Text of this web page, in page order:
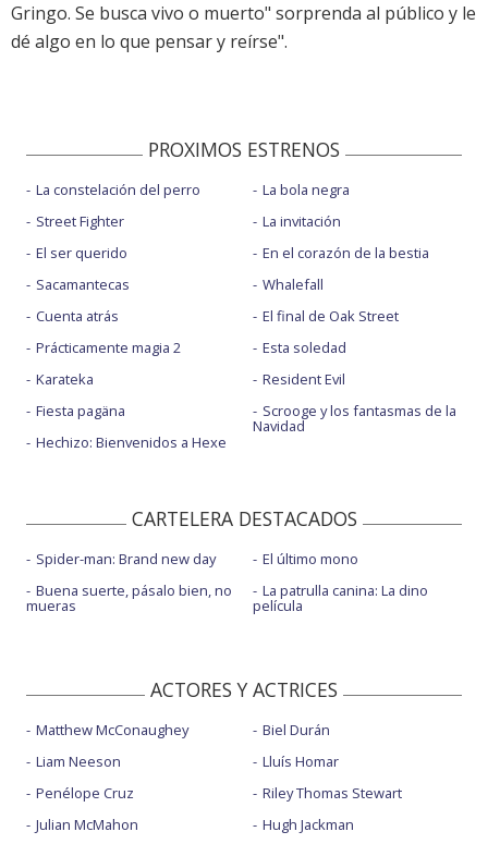
Gringo. Se busca vivo o muerto" sorprenda al público y le
dé algo en lo que pensar y reírse".
PROXIMOS ESTRENOS
La constelación del perro
Street Fighter
El ser querido
Sacamantecas
Cuenta atrás
Prácticamente magia 2
Karateka
Fiesta pagäna
Hechizo: Bienvenidos a Hexe
La bola negra
La invitación
En el corazón de la bestia
Whalefall
El final de Oak Street
Esta soledad
Resident Evil
Scrooge y los fantasmas de la
Navidad
CARTELERA DESTACADOS
Spider-man: Brand new day
Buena suerte, pásalo bien, no
mueras
El último mono
La patrulla canina: La dino
película
ACTORES Y ACTRICES
Matthew McConaughey
Liam Neeson
Penélope Cruz
Julian McMahon
Biel Durán
Lluís Homar
Riley Thomas Stewart
Hugh Jackman